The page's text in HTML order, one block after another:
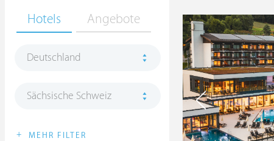
Hotels Angebote
Deutschland
Sächsische Schweiz
+ MEHR FILTER